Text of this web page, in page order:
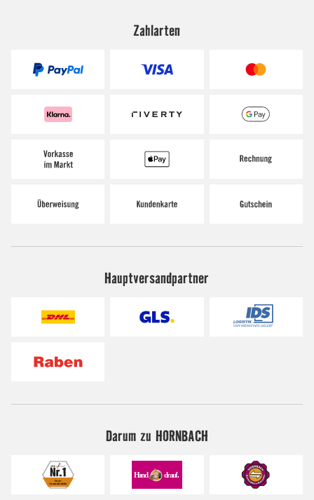
Zahlarten
Hauptversandpartner
Darum zu HORNBACH